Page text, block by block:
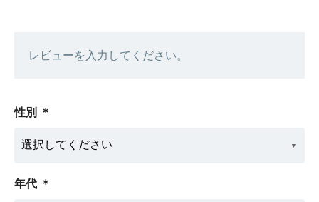
レビューを入力してください。
性別 ＊
年代 ＊